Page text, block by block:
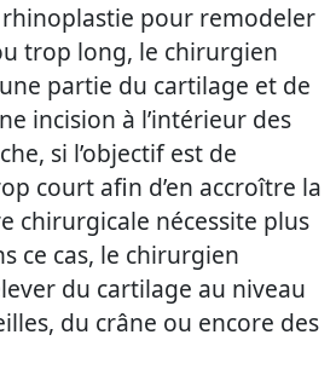
rhinoplastie pour remodeler
trop long, le chirurgien
partie du cartilage et de
incision à l’intérieur des
si l’objectif est de
court afin d’en accroître la
chirurgicale nécessite plus
ce cas, le chirurgien
du cartilage au niveau
du crâne ou encore des